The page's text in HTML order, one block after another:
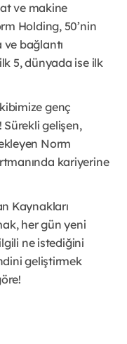
ve makine
Holding, 50’nin
bağlantı
5, dünyada ise ilk
genç
gelişen,
Norm
kariyerine
Kaynakları
her gün yeni
ne istediğini
geliştirmek